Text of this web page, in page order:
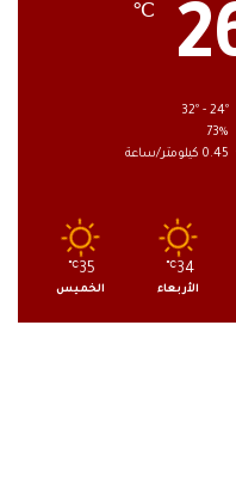
℃
73%
0.45 كيلومتر/ساعة
34
℃
الأربعاء
35
℃
الخميس